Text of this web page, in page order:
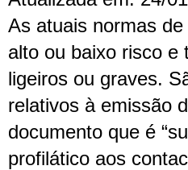
As atuais normas
alto ou baixo risco e
ligeiros ou graves.
relativos à emissão
documento que é
profilático aos